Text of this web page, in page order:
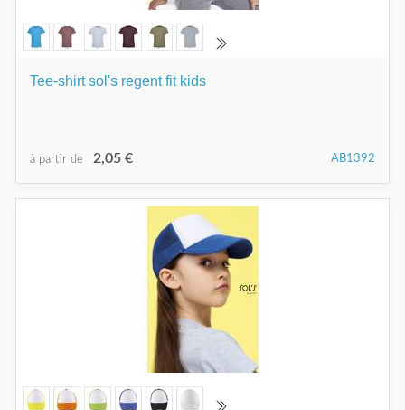
Tee-shirt sol's regent fit kids
à partir de 2,05 € AB1392